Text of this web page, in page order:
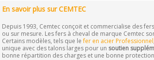
En savoir plus sur CEMTEC
Depuis 1993, Cemtec conçoit et commercialise des
ou sur mesure. Les fers à cheval de marque Cemtec
Certains modèles, tels que lefer en acier Professionnel
unique avec des talons larges pour un soutien
bonne répartition des charges et une bonne